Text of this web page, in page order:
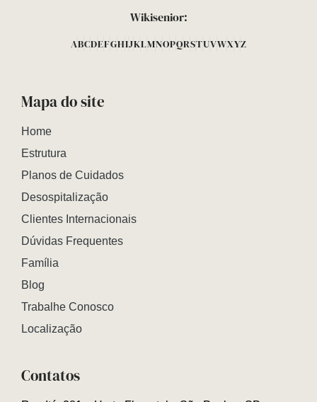
Wikisenior:
ABCDEFGHIJKLMNOPQRSTUVWXYZ
Mapa do site
Home
Estrutura
Planos de Cuidados
Desospitalização
Clientes Internacionais
Dúvidas Frequentes
Família
Blog
Trabalhe Conosco
Localização
Contatos